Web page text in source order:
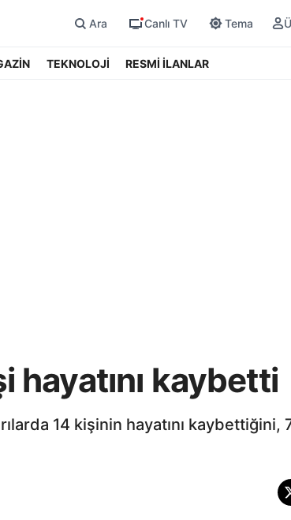
Ara Canlı TV Tema
TEKNOLOJİ RESMİ İLANLAR
hayatını kaybetti
14 kişinin hayatını kaybettiğini,